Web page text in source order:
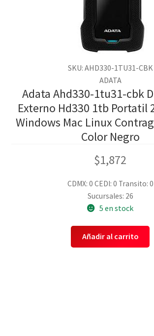
SKU: AHD330-1TU31-CBK
ADATA
Adata Ahd330-1tu31-cbk
Externo Hd330 1tb Portatil
Windows Mac Linux
Color Negro
$1,872
CDMX: 0 CEDI: 0 Transito: 0
Sucursales: 26
5 en stock
Añadir al carrito